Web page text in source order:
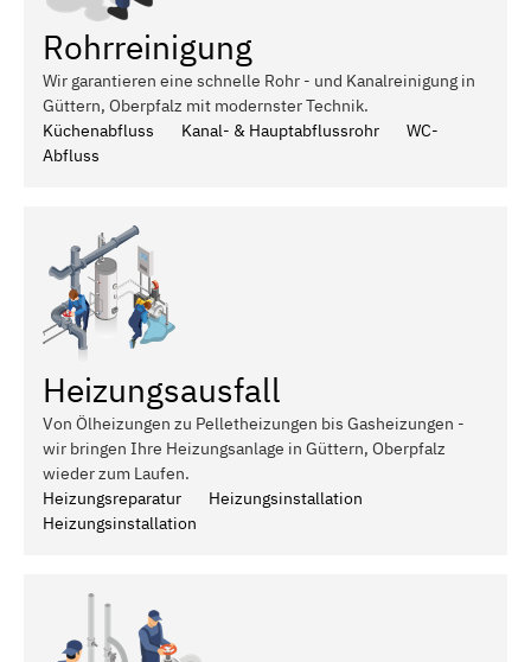
Rohrreinigung
Wir garantieren eine schnelle Rohr - und Kanalreinigung in
Güttern, Oberpfalz mit modernster Technik.
Küchenabfluss
Kanal- & Hauptabflussrohr
WC-
Abfluss
Heizungsausfall
Von Ölheizungen zu Pelletheizungen bis Gasheizungen -
wir bringen Ihre Heizungsanlage in Güttern, Oberpfalz
wieder zum Laufen.
Heizungsreparatur
Heizungsinstallation
Heizungsinstallation